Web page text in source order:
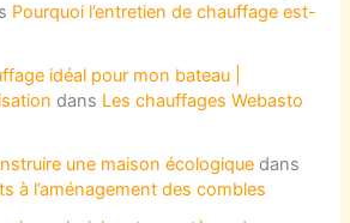
Pourquoi l’entretien de chauffage est-
idéal pour mon bateau |
dans Les chauffages Webasto
une maison écologique dans
à l’aménagement des combles